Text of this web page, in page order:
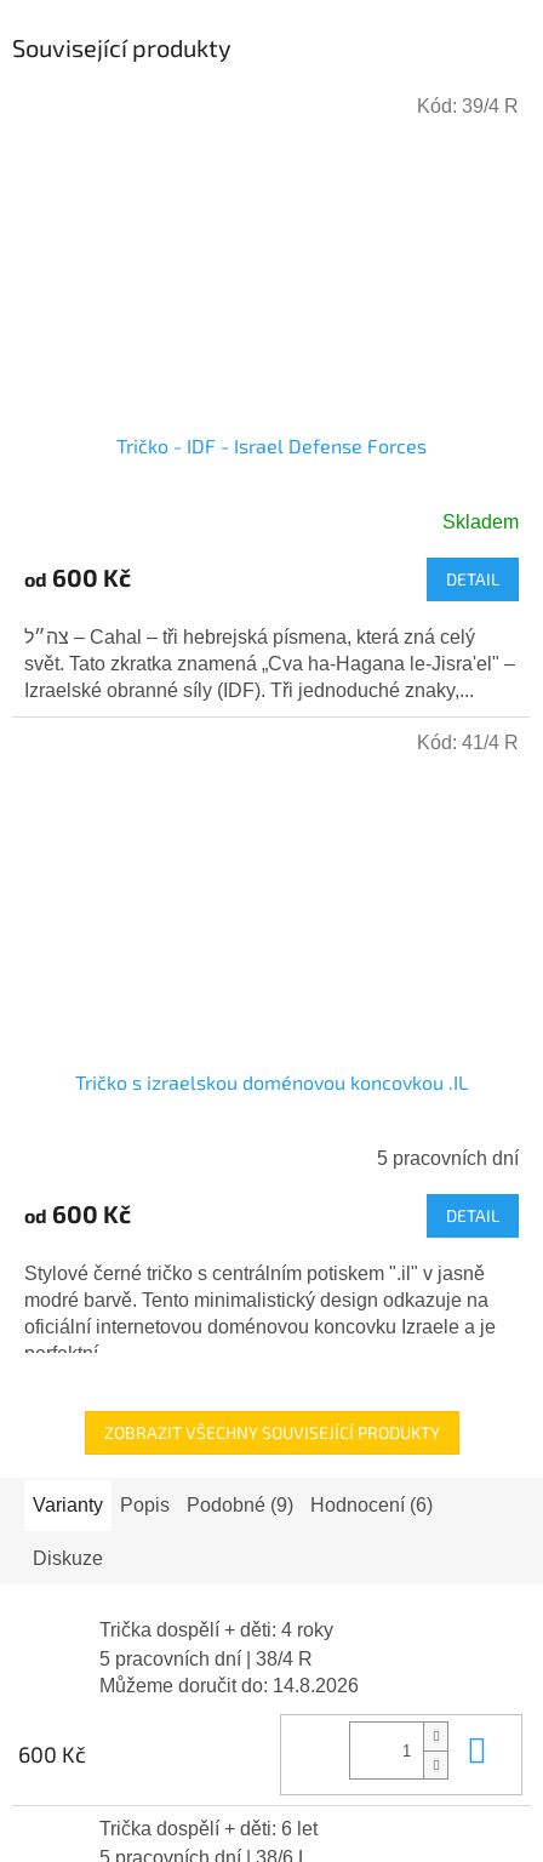
Související produkty
Tričko - IDF - Israel Defense Forces
produktu
5,0
z
5
hvězdiček.
Skladem
od 600 Kč DETAIL
צה״ל – Cahal – tři hebrejská písmena, která zná celý
svět. Tato zkratka znamená „Cva ha-Hagana le-Jisra'el" –
Izraelské obranné síly (IDF). Tři jednoduché znaky,...
Kód: 39/4 R
Tričko s izraelskou doménovou koncovkou .IL
produktu
5,0
z
5
hvězdiček.
5 pracovních dní
od 600 Kč DETAIL
Stylové černé tričko s centrálním potiskem ".il" v jasně
modré barvě. Tento minimalistický design odkazuje na
oficiální internetovou doménovou koncovku Izraele a je
perfektní...
Kód: 41/4 R
ZOBRAZIT VŠECHNY SOUVISEJÍCÍ PRODUKTY
Varianty Popis Podobné (9) Hodnocení (6)
Diskuze
Trička dospělí + děti: 4 roky
5 pracovních dní
| 38/4 R
Můžeme doručit do: 14.8.2026
600 Kč
Trička dospělí + děti: 6 let